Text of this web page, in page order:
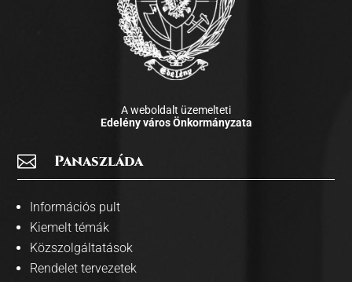
A weboldalt üzemelteti
Edelény város Önkormányzata
 Panaszláda
Információs pult
Kiemelt témák
Közszolgáltatások
Rendelet tervezetek